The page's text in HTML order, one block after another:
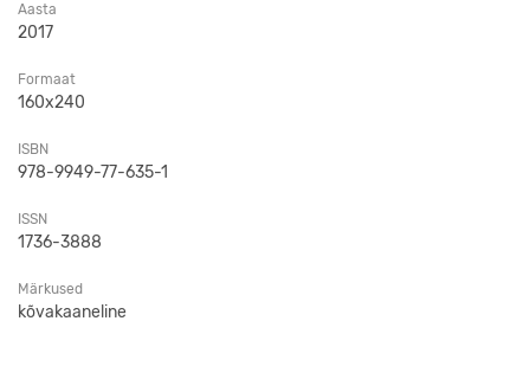
Aasta
2017
Formaat
160x240
ISBN
978-9949-77-635-1
ISSN
1736-3888
Märkused
kõvakaaneline